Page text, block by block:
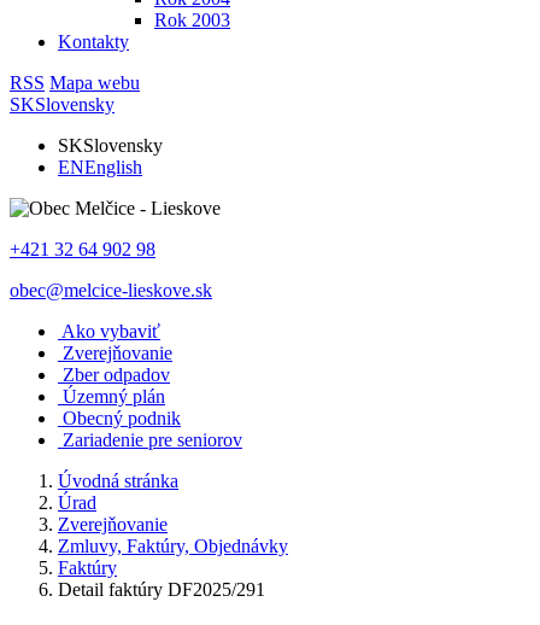
Rok 2003
Kontakty
RSS Mapa webu
SKSlovensky
SKSlovensky
ENEnglish
+421 32 64 902 98
obec@melcice-lieskove.sk
Ako vybaviť
Zverejňovanie
Zber odpadov
Územný plán
Obecný podnik
Zariadenie pre seniorov
Úvodná stránka
Úrad
Zverejňovanie
Zmluvy, Faktúry, Objednávky
Faktúry
Detail faktúry DF2025/291